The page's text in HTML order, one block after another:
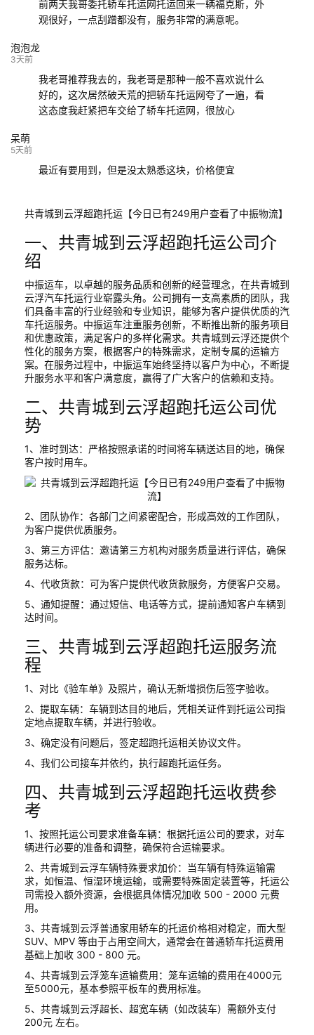
前两天我哥委托轿车托运网托运回来一辆福克斯，外
观很好，一点刮蹭都没有，服务非常的满意呢。
泡泡龙
3天前
我老哥推荐我去的，我老哥是那种一般不喜欢说什么
好的，这次居然破天荒的把轿车托运网夸了一遍，看
这态度我赶紧把车交给了轿车托运网，很放心
呆萌
5天前
最近有要用到，但是没太熟悉这块，价格便宜
共青城到云浮超跑托运【今日已有249用户查看了中振物流】
一、共青城到云浮超跑托运公司介
绍
中振运车，以卓越的服务品质和创新的经营理念，在共青城到
云浮汽车托运行业崭露头角。公司拥有一支高素质的团队，我
们具备丰富的行业经验和专业知识，能够为客户提供优质的汽
车托运服务。中振运车注重服务创新，不断推出新的服务项目
和优惠政策，满足客户的多样化需求。共青城到云浮还提供个
性化的服务方案，根据客户的特殊需求，定制专属的运输方
案。在服务过程中，中振运车始终坚持以客户为中心，不断提
升服务水平和客户满意度，赢得了广大客户的信赖和支持。
二、共青城到云浮超跑托运公司优
势
1、准时到达：严格按照承诺的时间将车辆送达目的地，确保
客户按时用车。
2、团队协作：各部门之间紧密配合，形成高效的工作团队，
为客户提供优质服务。
3、第三方评估：邀请第三方机构对服务质量进行评估，确保
服务达标。
4、代收货款：可为客户提供代收货款服务，方便客户交易。
5、通知提醒：通过短信、电话等方式，提前通知客户车辆到
达时间。
三、共青城到云浮超跑托运服务流
程
1、对比《验车单》及照片，确认无新增损伤后签字验收。
2、提取车辆：车辆到达目的地后，凭相关证件到托运公司指
定地点提取车辆，并进行验收。
3、确定没有问题后，签定超跑托运相关协议文件。
4、我们公司接车并依约，执行超跑托运任务。
四、共青城到云浮超跑托运收费参
考
1、按照托运公司要求准备车辆：根据托运公司的要求，对车
辆进行必要的准备和调整，确保符合运输要求。
2、共青城到云浮车辆特殊要求加价：当车辆有特殊运输需
求，如恒温、恒湿环境运输，或需要特殊固定装置等，托运公
司需投入额外资源，会根据具体情况加收 500 - 2000 元费
用。
3、共青城到云浮普通家用轿车的托运价格相对稳定，而大型
SUV、MPV 等由于占用空间大，通常会在普通轿车托运费用
基础上加收 300 - 800 元。
4、共青城到云浮笼车运输费用：笼车运输的费用在4000元
至5000元，基本参照平板车的费用标准。
5、共青城到云浮超长、超宽车辆（如改装车）需额外支付
200元 左右。